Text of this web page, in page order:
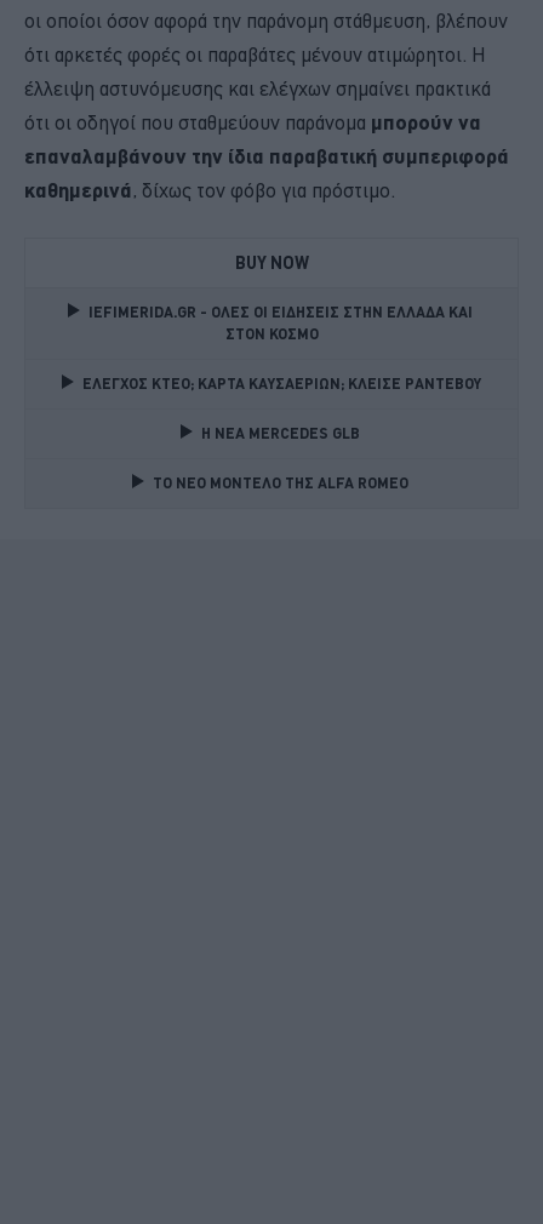
οι οποίοι όσον αφορά την παράνομη στάθμευση, βλέπουν
ότι αρκετές φορές οι παραβάτες μένουν ατιμώρητοι. Η
έλλειψη αστυνόμευσης και ελέγχων σημαίνει πρακτικά
ότι οι οδηγοί που σταθμεύουν παράνομα μπορούν να
επαναλαμβάνουν την ίδια παραβατική συμπεριφορά
καθημερινά, δίχως τον φόβο για πρόστιμο.
BUY NOW
IEFIMERIDA.GR - ΟΛΕΣ ΟΙ ΕΙΔΗΣΕΙΣ ΣΤΗΝ ΕΛΛΑΔΑ ΚΑΙ
ΣΤΟΝ ΚΟΣΜΟ
ΕΛΕΓΧΟΣ ΚΤΕΟ; ΚΑΡΤΑ ΚΑΥΣΑΕΡΙΩΝ; ΚΛΕΙΣΕ ΡΑΝΤΕΒΟΥ
Η ΝΕΑ MERCEDES GLB
TO NEO MONTΕΛΟ ΤΗΣ ALFA ROMEO